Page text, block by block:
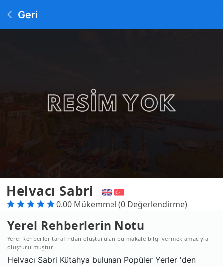
Geri
Helvacı Sabri
0.00 Mükemmel (0 Değerlendirme)
Yerel Rehberlerin Notu
Yerel Rehberler tarafından oluşturulan bu makale bilgi vermek amacıyla
oluşturulmuştur.
Helvacı Sabri Kütahya bulunan Popüler Yerler 'den